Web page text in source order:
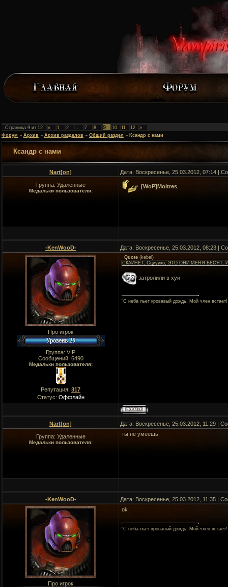
Страница 9 из 12 « 1 2 … 7 8 9 10 11 12
»
Форум » Архив » Архив разделов » Общий раздел » Ксандр с нами
Ксандр с нами
Nart[on] Дата: Воскресенье, 25.03.2012, 07:14 |
Группа: Удаленные
Медальки пользователя:
[WoP]Moltres
-KenWooD- Дата: Воскресенье, 25.03.2012, 08:23 |
Про игрок
Группа: VIP
Сообщений: 6490
Медальки пользователя:
Репутация: 317
Статус: Оффлайн
Quote (kebal )
СКАЙНЕТ, Сцуууко, ЭТО ОНИ МЕНЯ БЕСЯТ,
затролили в хуи
"C неба льет кровавый дождь. Мой член
Nart[on] Дата: Воскресенье, 25.03.2012, 11:29 |
Группа: Удаленные
Медальки пользователя:
ты не умеешь
-KenWooD- Дата: Воскресенье, 25.03.2012, 11:35 |
Про игрок
ok
"C неба льет кровавый дождь. Мой член